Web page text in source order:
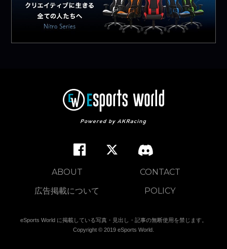
ABOUT
CONTACT
広告掲載について
POLICY
eSports World に掲載している写真・見出し・記事の無断使用を禁じます。
Copyright © 2019 eSports World.